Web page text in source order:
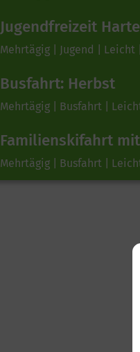
Jugendfreizeit
Mehrtägig | Jugend | Leicht
Busfahrt: Herbst
Mehrtägig | Busfahrt |
Familienskifahrt
Mehrtägig | Busfahrt |